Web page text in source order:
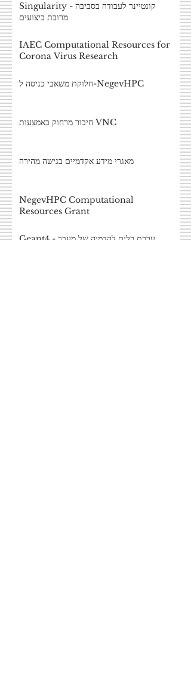
Singularity - קונטיינר לעבודה בסביבה
מרובת ביצועים
IAEC Computational Resources for
Corona Virus Research
חלוקת משאבי כניסה ל-NegevHPC
חיבור מרחוק באמצעות VNC
מאגרי מידע אקדמיים בגישה מהירה
NegevHPC Computational
Resources Grant
Geant4 - ערכת כלים להדמיה של מעבר